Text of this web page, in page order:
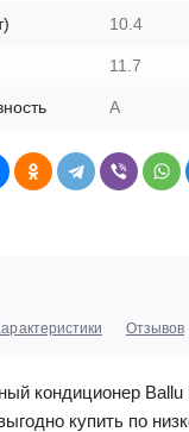
10.4
11.7
A
Отзывов
кондиционер
купить по